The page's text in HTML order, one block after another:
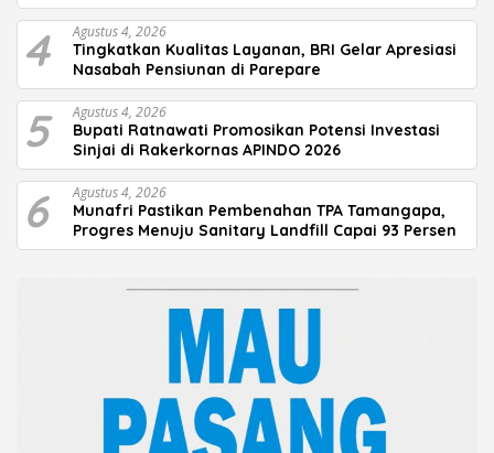
4 Agustus 4, 2026
Tingkatkan Kualitas Layanan, BRI Gelar Apresiasi
Nasabah Pensiunan di Parepare
5 Agustus 4, 2026
Bupati Ratnawati Promosikan Potensi Investasi
Sinjai di Rakerkornas APINDO 2026
6 Agustus 4, 2026
Munafri Pastikan Pembenahan TPA Tamangapa,
Progres Menuju Sanitary Landfill Capai 93 Persen